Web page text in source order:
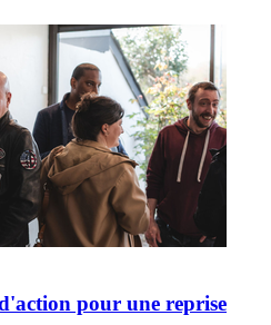
pour une reprise